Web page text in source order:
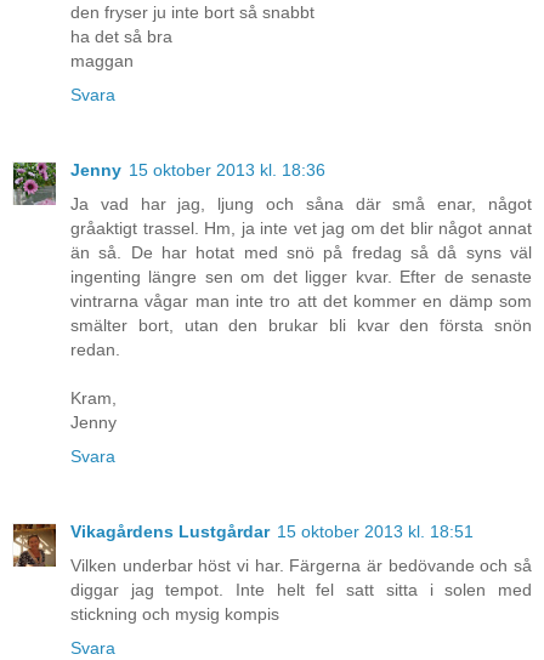
den fryser ju inte bort så snabbt
ha det så bra
maggan
Svara
Jenny 15 oktober 2013 kl. 18:36
Ja vad har jag, ljung och såna där små enar, något
gråaktigt trassel. Hm, ja inte vet jag om det blir något annat
än så. De har hotat med snö på fredag så då syns väl
ingenting längre sen om det ligger kvar. Efter de senaste
vintrarna vågar man inte tro att det kommer en dämp som
smälter bort, utan den brukar bli kvar den första snön
redan.
Kram,
Jenny
Svara
Vikagårdens Lustgårdar 15 oktober 2013 kl. 18:51
Vilken underbar höst vi har. Färgerna är bedövande och så
diggar jag tempot. Inte helt fel satt sitta i solen med
stickning och mysig kompis
Svara